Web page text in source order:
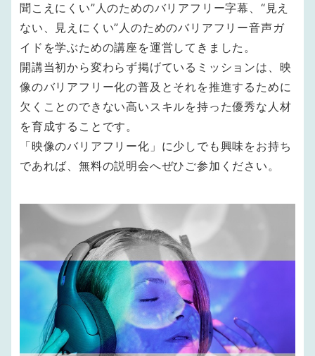
聞こえにくい”人のためのバリアフリー字幕、“見え
ない、見えにくい”人のためのバリアフリー音声ガ
イドを学ぶための講座を運営してきました。
開講当初から変わらず掲げているミッションは、映
像のバリアフリー化の普及とそれを推進するために
欠くことのできない高いスキルを持った優秀な人材
を育成することです。
「映像のバリアフリー化」に少しでも興味をお持ち
であれば、無料の説明会へぜひご参加ください。